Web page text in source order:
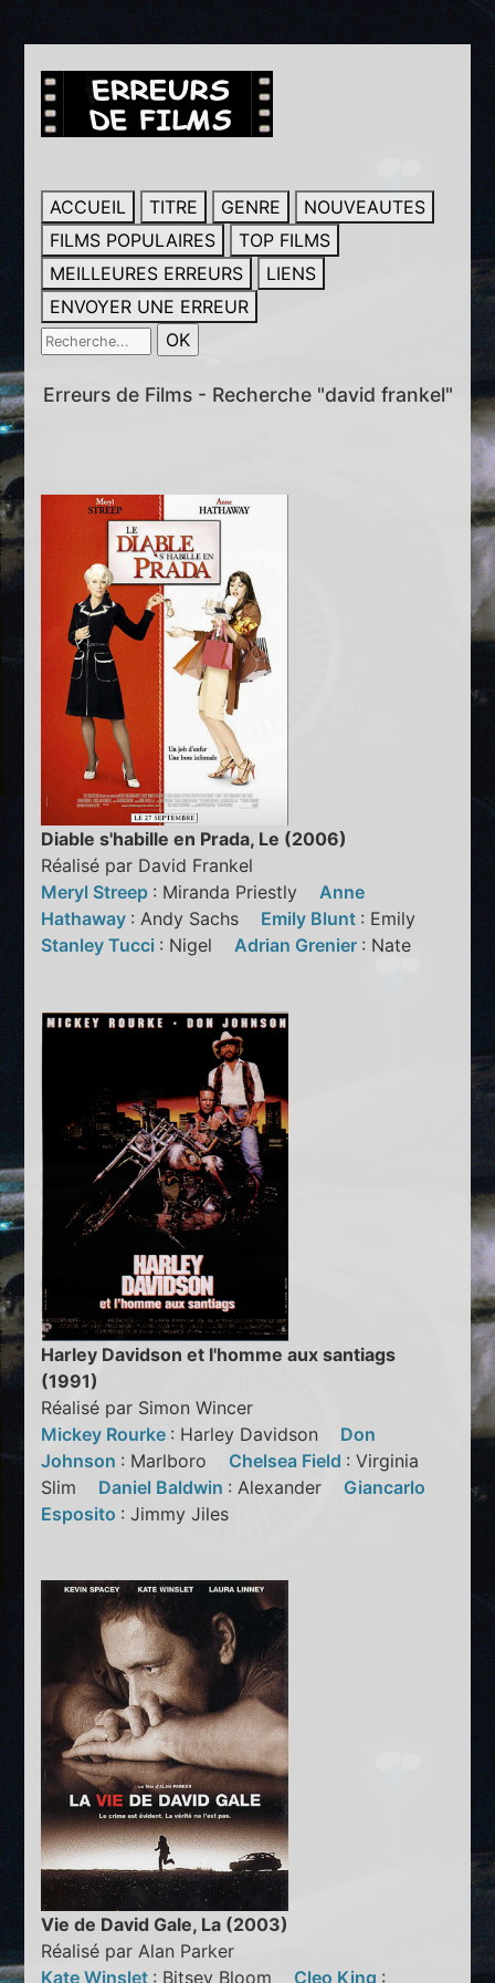
ACCUEIL TITRE GENRE
NOUVEAUTES
FILMS POPULAIRES
TOP FILMS
MEILLEURES ERREURS
LIENS
ENVOYER UNE ERREUR
Erreurs de Films - Recherche "david frankel"
Diable s'habille en Prada, Le (2006)
Réalisé par David Frankel
Meryl Streep : Miranda Priestly Anne
Hathaway : Andy Sachs Emily Blunt : Emily
Stanley Tucci : Nigel Adrian Grenier : Nate
Harley Davidson et l'homme aux santiags
(1991)
Réalisé par Simon Wincer
Mickey Rourke : Harley Davidson Don
Johnson : Marlboro Chelsea Field : Virginia
Slim Daniel Baldwin : Alexander Giancarlo
Esposito : Jimmy Jiles
Vie de David Gale, La (2003)
Réalisé par Alan Parker
Kate Winslet : Bitsey Bloom Cleo King :